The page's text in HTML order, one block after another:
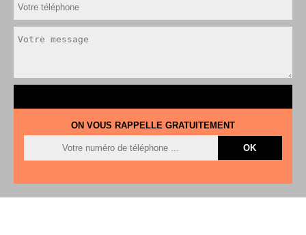
ON VOUS RAPPELLE GRATUITEMENT